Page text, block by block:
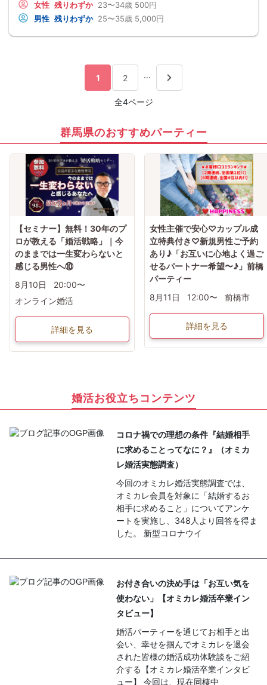
女性 残りわずか 23〜34歳 500円
男性 残りわずか 25〜35歳 5,000円
1 2 ...
全4ページ
群馬県のおすすめパーティー
【セミナー】無料！30年のプ
ロが教える「婚活戦略」｜今
のままでは一生変わらないと
感じる男性へ⑩
8月10日
20:00〜
オンライン婚活
詳細を見る
女性主催で安心♡カップル成
立特典付き♡新規男性ご予約
あり♪「お互いに心地よく過ご
せるパートナー希望〜♪」前橋
パーティー
8月11日
12:00〜 前橋市
詳細を見る
婚活お役立ちコンテンツ
コロナ禍での理想の条件『結婚相手
に求めることってなに？』（オミカ
レ婚活実態調査）
今回のオミカレ婚活実態調査では、
オミカレ会員を対象に「結婚するお
相手に求めること」についてアンケ
ートを実施し、348人より回答を得ま
した。 新型コロナウイ
お付き合いの決め手は「お互い気を
使わない」【オミカレ婚活卒業イン
タビュー】
婚活パーティーを通じてお相手と出
会い、幸せを掴んでオミカレを退会
された皆様の婚活成功体験談をご紹
介する【オミカレ婚活卒業インタビ
ュー】 今回は、現在同棲中